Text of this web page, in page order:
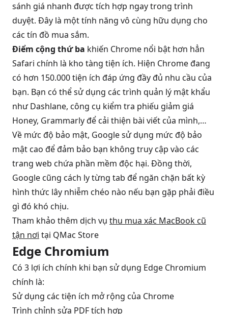
sánh giá nhanh được tích hợp ngay trong trình
duyệt. Đây là một tính năng vô cùng hữu dụng cho
các tín đồ mua sắm.
Điểm cộng thứ ba khiến Chrome nổi bật hơn hẳn
Safari chính là kho tàng tiện ích. Hiện Chrome đang
có hơn 150.000 tiện ích đáp ứng đầy đủ nhu cầu của
bạn. Bạn có thể sử dụng các trình quản lý mật khẩu
như Dashlane, công cụ kiểm tra phiếu giảm giá
Honey, Grammarly để cải thiện bài viết của mình,…
Về mức độ bảo mật, Google sử dụng mức độ bảo
mật cao để đảm bảo bạn không truy cập vào các
trang web chứa phần mềm độc hại. Đồng thời,
Google cũng cách ly từng tab để ngăn chặn bất kỳ
hình thức lây nhiễm chéo nào nếu bạn gặp phải điều
gì đó khó chịu.
Tham khảo thêm dịch vụ thu mua xác MacBook cũ
tận nơi tại QMac Store
Edge Chromium
Có 3 lợi ích chính khi bạn sử dụng Edge Chromium
chính là:
Sử dụng các tiện ích mở rộng của Chrome
Trình chỉnh sửa PDF tích hợp